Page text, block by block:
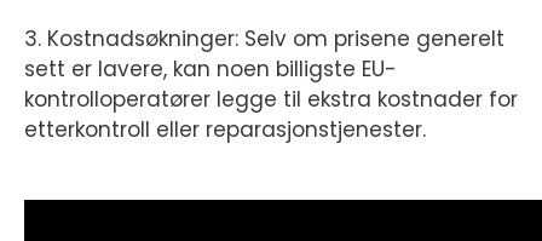
3. Kostnadsøkninger: Selv om prisene generelt
sett er lavere, kan noen billigste EU-
kontrolloperatører legge til ekstra kostnader for
etterkontroll eller reparasjonstjenester.